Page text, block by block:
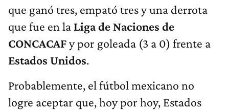
que ganó tres, empató tres y una derrota
que fue en la Liga de Naciones de
CONCACAFy por goleada (3 a 0) frente a
Estados Unidos.
Probablemente, el fútbol mexicano no
logre aceptar que, hoy por hoy, Estados